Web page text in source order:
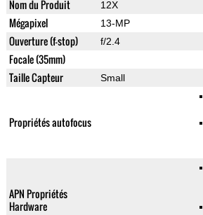
Nom du Produit 12X
Mégapixel 13-MP
Ouverture (f-stop) f/2.4
Focale (35mm)
Taille Capteur Small
Propriétés autofocus
APN Propriétés
Hardware